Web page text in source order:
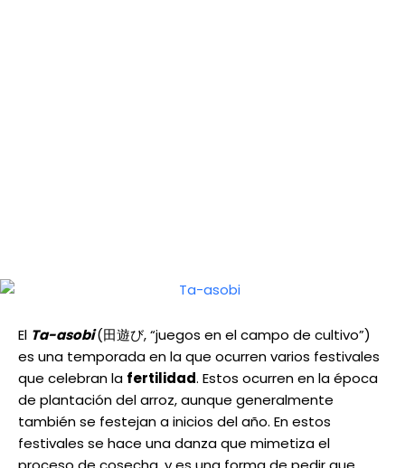
El Ta-asobi(田遊び, “juegos en el campo de cultivo”)
es una temporada en la que ocurren varios festivales
que celebran la fertilidad. Estos ocurren en la época
de plantación del arroz, aunque generalmente
también se festejan a inicios del año. En estos
festivales se hace una danza que mimetiza el